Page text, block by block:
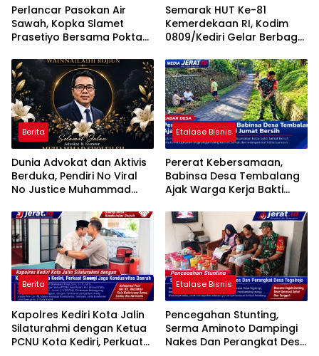
Perlancar Pasokan Air
Sawah, Kopka Slamet
Prasetiyo Bersama Poktan
Parit Irigasi
Semarak HUT Ke-81
Kemerdekaan RI, Kodim
0809/Kediri Gelar Berbagai
Berita
Dunia Advokat dan Aktivis
Berduka, Pendiri No Viral
No Justice Muhammad
Etalase Bisnis
Pererat Kebersamaan,
Babinsa Desa Tembalang
Ajak Warga Kerja Bakti
Berita
Kapolres Kediri Kota Jalin
Silaturahmi dengan Ketua
PCNU Kota Kediri, Perkuat
Etalase Bisnis
Pencegahan Stunting,
Serma Aminoto Dampingi
Nakes Dan Perangkat Desa